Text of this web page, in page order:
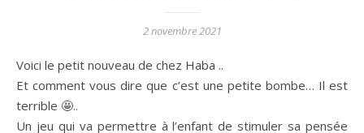
2 novembre 2021
Voici le petit nouveau de chez Haba ..
Et comment vous dire que c’est une petite bombe… Il est
terrible 🤩..
Un jeu qui va permettre à l’enfant de stimuler sa pensée